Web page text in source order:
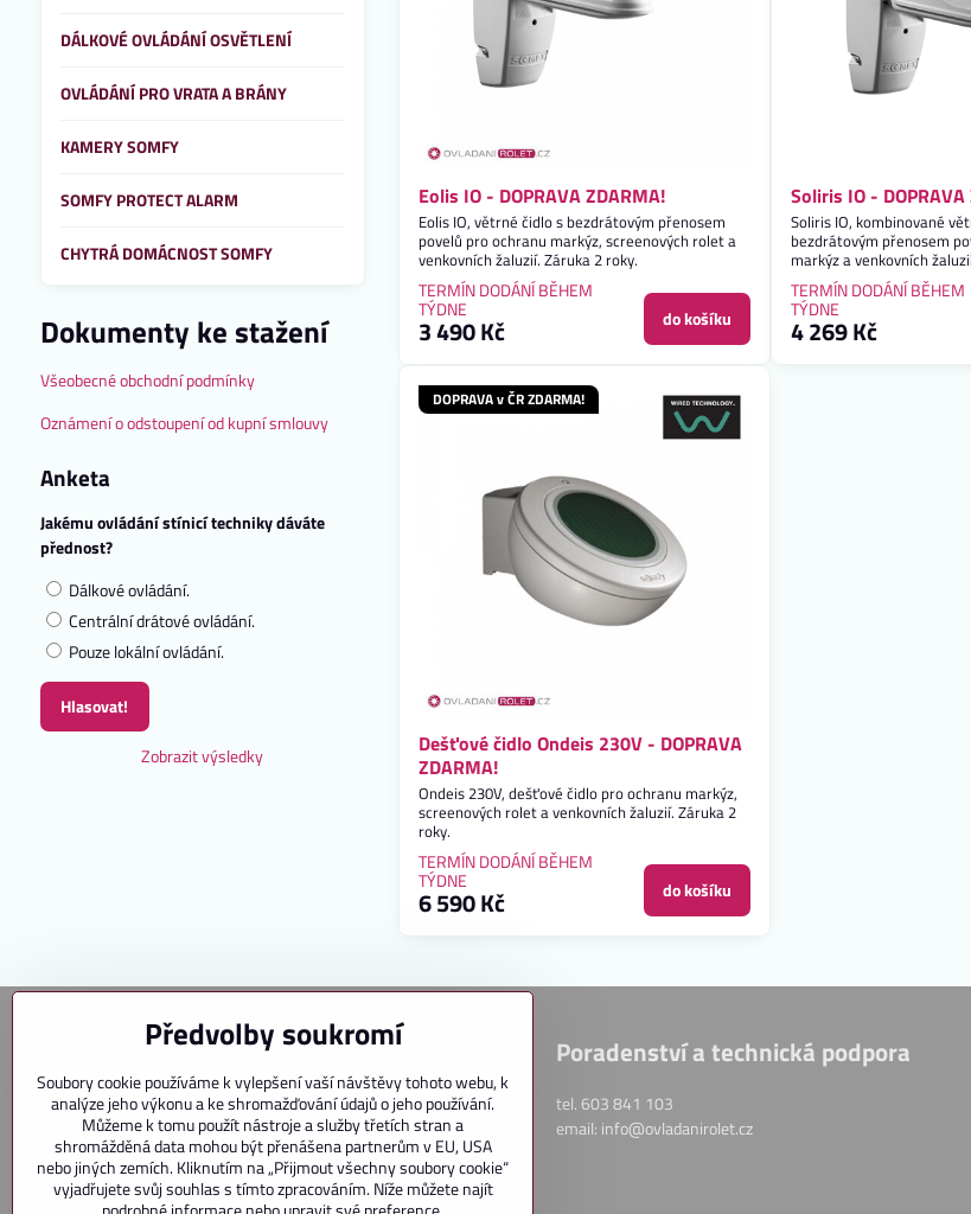
Eolis IO - DOPRAVA ZDARMA!
Eolis IO, větrné čidlo s bezdrátovým přenosem
povelů pro ochranu markýz, screenových rolet a
venkovních žaluzií. Záruka 2 roky.
TERMÍN DODÁNÍ BĚHEM
TÝDNE
3 490 Kč do košíku
Soliris IO -
Soliris IO, kombinované
bezdrátovým přenosem
markýz a venkovních
DOPRAVA ZDARMA!
TERMÍN DODÁNÍ BĚHEM
TÝDNE
4 269 Kč
DOPRAVA v ČR ZDARMA!
Dešťové čidlo Ondeis 230V - DOPRAVA
ZDARMA!
Ondeis 230V, dešťové čidlo pro ochranu markýz,
screenových rolet a venkovních žaluzií. Záruka 2
roky.
TERMÍN DODÁNÍ BĚHEM
TÝDNE
6 590 Kč do košíku
DÁLKOVÉ OVLÁDÁNÍ OSVĚTLENÍ
OVLÁDÁNÍ PRO VRATA A BRÁNY
KAMERY SOMFY
SOMFY PROTECT ALARM
CHYTRÁ DOMÁCNOST SOMFY
Dokumenty ke stažení
Všeobecné obchodní podmínky
Oznámení o odstoupení od kupní smlouvy
Anketa
Jakému ovládání stínicí techniky dáváte
přednost?
Dálkové ovládání.
Centrální drátové ovládání.
Pouze lokální ovládání.
Hlasovat!
Zobrazit výsledky
Interfer s. r. o.
K. H. Máchy 170
250 65 Líbeznice
Poradenství a technická podpora
tel. 603 841 103
email: info@ovladanirolet.cz
Předvolby soukromí
Soubory cookie používáme k vylepšení vaší návštěvy tohoto webu, k
analýze jeho výkonu a ke shromažďování údajů o jeho používání.
Můžeme k tomu použít nástroje a služby třetích stran a
shromážděná data mohou být přenášena partnerům v EU, USA
nebo jiných zemích. Kliknutím na „Přijmout všechny soubory cookie“
vyjadřujete svůj souhlas s tímto zpracováním. Níže můžete najít